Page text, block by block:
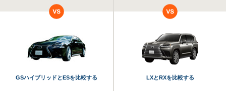
GSハイブリッドとESを比較する LXとRXを比較する